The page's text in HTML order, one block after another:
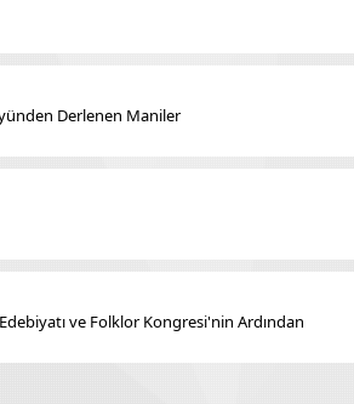
Derlenen Maniler
ve Folklor Kongresi'nin Ardından